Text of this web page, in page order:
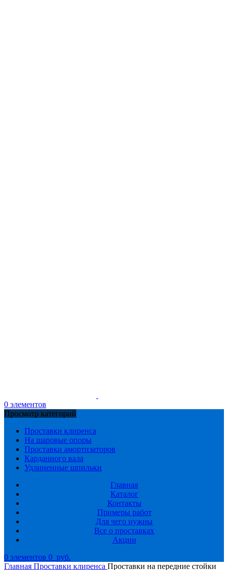
0 элементов
Просмотр категорий
Проставки клиренса
На шаровые опоры
Проставки амортизаторов
Карданного вала
Удлиненные шпильки
Главная
Каталог
Контакты
Примеры работ
Для чего нужны
Все о проставках
Акции
0 элементов 0 руб.
Главная Проставки клиренса Проставки на передние стойки